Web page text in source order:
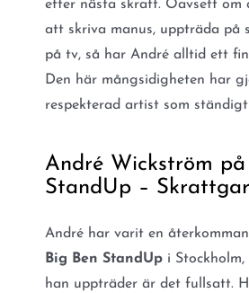
efter nästa skratt. Oavsett om
att skriva manus, uppträda på
på tv, så har André alltid ett
Den här mångsidigheten har
respekterad artist som ständigt
André Wickström på
StandUp –
André har varit en
Big Ben StandUpi Stockholm,
han uppträder är det fullsatt.